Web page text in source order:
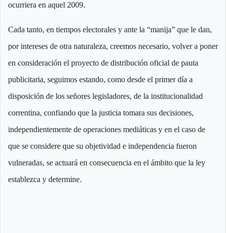
ocurriera en aquel 2009.
Cada tanto, en tiempos electorales y ante la “manija” que le dan,
por intereses de otra naturaleza, creemos necesario, volver a poner
en consideración el proyecto de distribución oficial de pauta
publicitaria, seguimos estando, como desde el primer día a
disposición de los señores legisladores, de la institucionalidad
correntina, confiando que la justicia tomara sus decisiones,
independientemente de operaciones mediáticas y en el caso de
que se considere que su objetividad e independencia fueron
vulneradas, se actuará en consecuencia en el ámbito que la ley
establezca y determine.